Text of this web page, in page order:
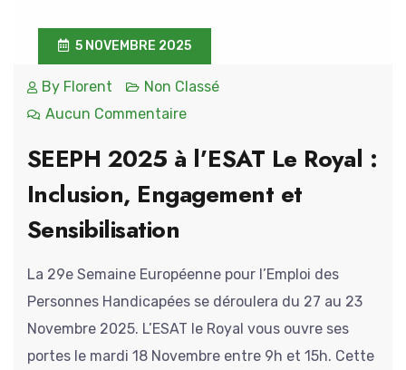
5 NOVEMBRE 2025
By Florent
Non Classé
Aucun Commentaire
SEEPH 2025 à l’ESAT Le Royal :
Inclusion, Engagement et
Sensibilisation
La 29e Semaine Européenne pour l’Emploi des
Personnes Handicapées se déroulera du 27 au 23
Novembre 2025. L’ESAT le Royal vous ouvre ses
portes le mardi 18 Novembre entre 9h et 15h. Cette